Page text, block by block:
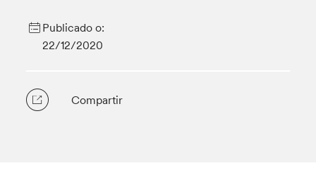
Publicado o:
22/12/2020
Compartir